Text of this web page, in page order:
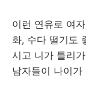
이런 연유로 여
화, 수다 떨기도
시고 니가 틀리
남자들이 나이